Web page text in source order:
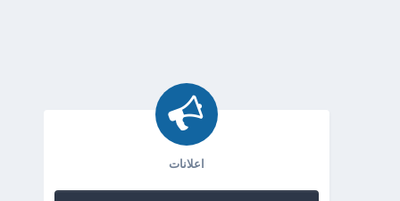
اعلانات